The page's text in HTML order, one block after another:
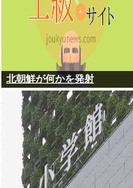
北朝鮮が何かを発射